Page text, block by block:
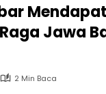
Jawa
2 Min Baca